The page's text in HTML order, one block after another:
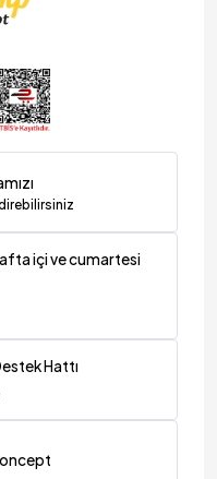
içi ve cumartesi
Hattı